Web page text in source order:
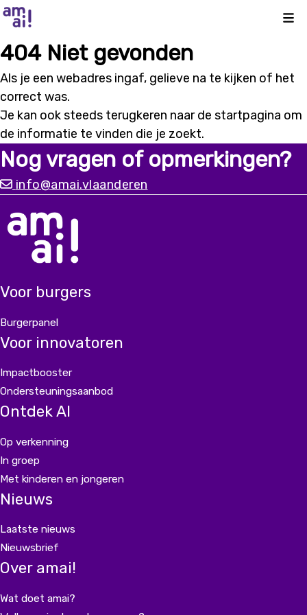
404 Niet gevonden
Als je een webadres ingaf, gelieve na te kijken of het
correct was.
Je kan ook steeds terugkeren naar de startpagina om
de informatie te vinden die je zoekt.
Nog vragen of opmerkingen?
info@amai.vlaanderen
Voor burgers
Burgerpanel
Voor innovatoren
Impactbooster
Ondersteuningsaanbod
Ontdek AI
Op verkenning
In groep
Met kinderen en jongeren
Nieuws
Laatste nieuws
Nieuwsbrief
Over amai!
Wat doet amai?